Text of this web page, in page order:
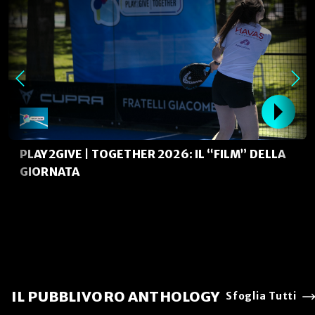
PLAY2GIVE | TOGETHER 2026: IL “FILM” DELLA
GIORNATA
IL PUBBLIVORO ANTHOLOGY Sfoglia Tutti